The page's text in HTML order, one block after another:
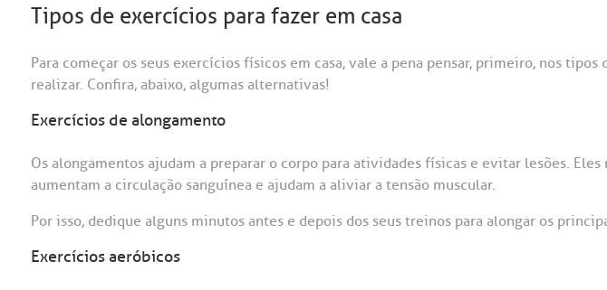
Tipos de exercícios para fazer em casa
Para começar os seus exercícios físicos em casa, vale a pena pensar, primeiro, nos
realizar. Confira, abaixo, algumas alternativas!
Exercícios de alongamento
Os alongamentos ajudam a preparar o corpo para atividades físicas e evitar lesões.
aumentam a circulação sanguínea e ajudam a aliviar a tensão muscular.
Por isso, dedique alguns minutos antes e depois dos seus treinos para alongar os
Exercícios aeróbicos